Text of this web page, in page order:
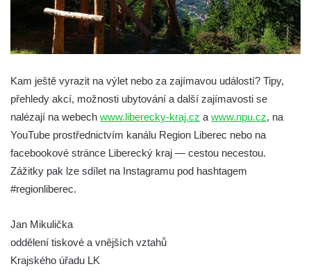
Kam ještě vyrazit na výlet nebo za zajímavou událostí? Tipy,
přehledy akcí, možnosti ubytování a další zajímavosti se
nalézají na webech www.liberecky-kraj.cz a www.npu.cz, na
YouTube prostřednictvím kanálu Region Liberec nebo na
facebookové stránce Liberecký kraj — cestou necestou.
Zážitky pak lze sdílet na Instagramu pod hashtagem
#regionliberec.
Jan Mikulička
oddělení tiskové a vnějších vztahů
Krajského úřadu LK